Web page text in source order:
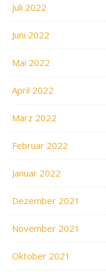
Juli 2022
Juni 2022
Mai 2022
April 2022
März 2022
Februar 2022
Januar 2022
Dezember 2021
November 2021
Oktober 2021